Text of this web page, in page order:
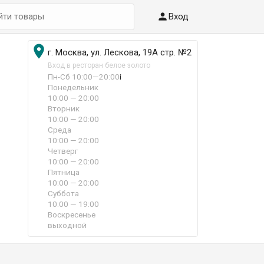
Вход
 г. Москва, ул. Лескова, 19А стр. №2
Вход в ресторан белое золото
Пн-Сб 10:00—20:00i
Понедельник
10:00 — 20:00
Вторник
10:00 — 20:00
Среда
10:00 — 20:00
Четверг
10:00 — 20:00
Пятница
10:00 — 20:00
Суббота
10:00 — 19:00
Воскресенье
выходной